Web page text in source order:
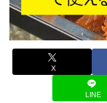
X
LINE